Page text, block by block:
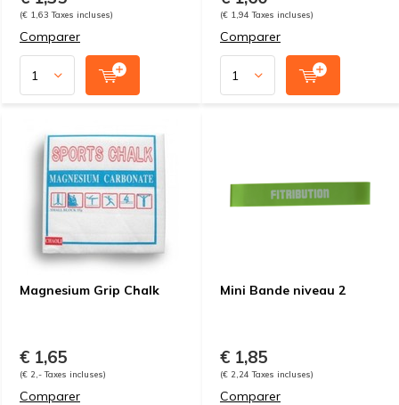
(€ 1,63 Taxes incluses)
Comparer
(€ 1,94 Taxes incluses)
Comparer
Magnesium Grip Chalk
€ 1,65
(€ 2,- Taxes incluses)
Comparer
Mini Bande niveau 2
€ 1,85
(€ 2,24 Taxes incluses)
Comparer